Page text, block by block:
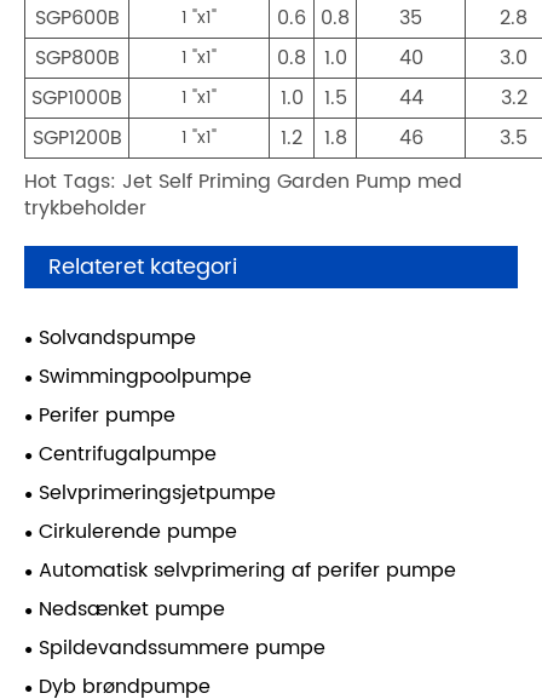
SGP600B
1 "x1" 0.6 0.8 35
2.8
SGP800B
1 "x1" 0.8 1.0 40
3.0
SGP1000B
1 "x1" 1.0 1.5 44
3.2
SGP1200B
1 "x1" 1.2 1.8 46
3.5
Hot Tags: Jet Self Priming Garden Pump med
trykbeholder
Relateret kategori
Solvandspumpe
Swimmingpoolpumpe
Perifer pumpe
Centrifugalpumpe
Selvprimeringsjetpumpe
Cirkulerende pumpe
Automatisk selvprimering af perifer pumpe
Nedsænket pumpe
Spildevandssummere pumpe
Dyb brøndpumpe